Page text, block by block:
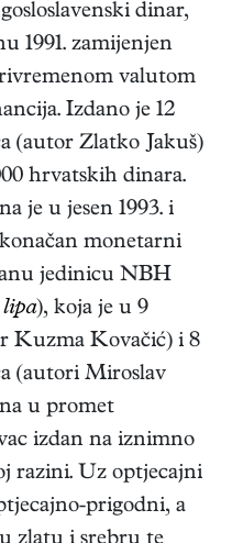
dinar,
1991. zamijenjen
valutom
Izdano je 12
(autor Zlatko Jakuš)
hrvatskih dinara.
je u jesen 1993. i
monetarni
jedinicu NBH
lipa), koja je u 9
Kuzma Kovačić) i 8
(autori Miroslav
u promet
izdan na iznimno
razini. Uz optjecajni
prigodni, a